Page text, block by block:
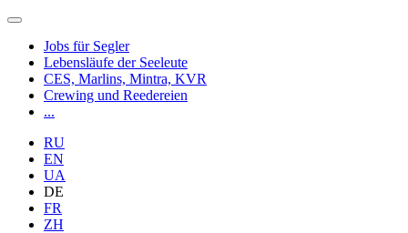
Jobs für Segler
Lebensläufe der Seeleute
CES, Marlins, Mintra, KVR
Crewing und Reedereien
...
RU
EN
UA
DE
FR
ZH